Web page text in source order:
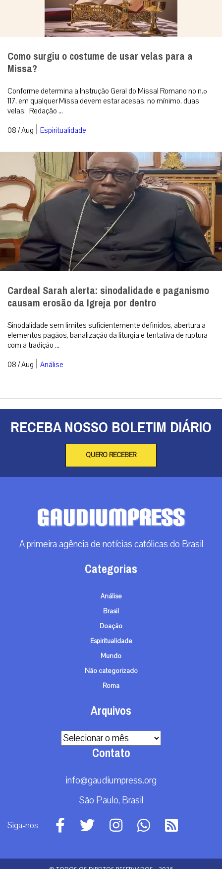
Como surgiu o costume de usar velas para a
Missa?
Conforme determina a Instrução Geral do Missal Romano no n.º
117, em qualquer Missa devem estar acesas, no mínimo, duas
velas. Redação ...
08 / Aug | Espiritualidade
Cardeal Sarah alerta: sinodalidade e paganismo
causam erosão da Igreja por dentro
Sinodalidade sem limites suficientemente definidos, abertura a
elementos pagãos, banalização da liturgia e tentativa de ruptura
com a tradição ...
08 / Aug | Análise
RECEBA NOSSO BOLETIM DIÁRIO
QUERO RECEBER
A primeira agência de notícias católicas do Brasil
Categorias
Análise
Brasil
Doação
Espiritualidade
Mundo
Não categorizado
Roma
Arquivos
Arquivos
Contato
info@gaudiumpress.org
São Paulo, Brasil
Siga-nos